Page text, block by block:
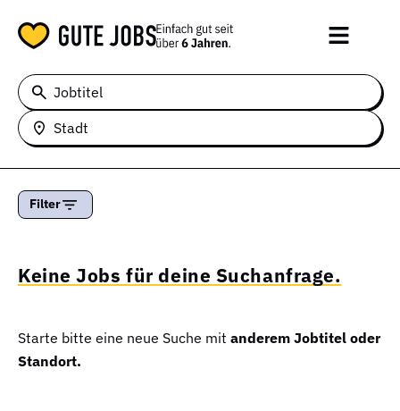
Jobtitel
Stadt
Filter
Keine Jobs für deine Suchanfrage.
Starte bitte eine neue Suche mit anderem Jobtitel oder
Standort.